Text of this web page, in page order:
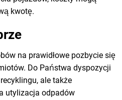
kwotę.
na prawidłowe pozbycie się
Do Państwa dyspozycji
ale także
utylizacja odpadów